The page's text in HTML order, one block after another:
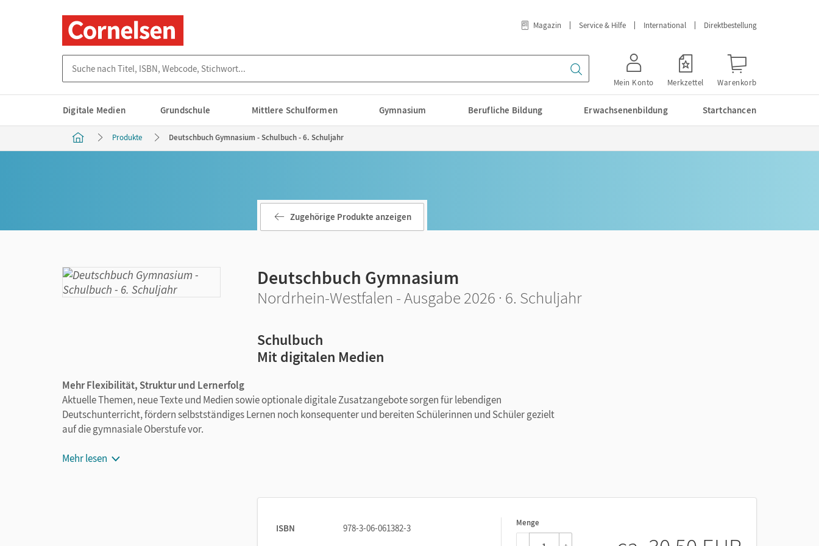
Magazin Service & Hilfe International Direktbestellung
Mein Konto Merkzettel Warenkorb
Digitale Medien Grundschule Mittlere Schulformen Gymnasium Berufliche Bildung Erwachsenenbildung Startchancen
Produkte Deutschbuch Gymnasium - Schulbuch - 6. Schuljahr
Zugehörige Produkte anzeigen
Deutschbuch Gymnasium
Nordrhein-Westfalen - Ausgabe 2026 · 6. Schuljahr
Schulbuch
Mit digitalen Medien
Mehr Flexibilität, Struktur und Lernerfolg
Aktuelle Themen, neue Texte und Medien sowie optionale digitale Zusatzangebote sorgen für lebendigen
Deutschunterricht, fördern selbstständiges Lernen noch konsequenter und bereiten Schülerinnen und Schüler gezielt
auf die gymnasiale Oberstufe vor.
Neue Kapitelstruktur im Dreischritt,
Mehr lesen
ISBN
978-3-06-061382-3
Menge
1